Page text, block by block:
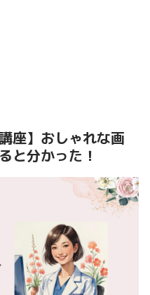
座】おしゃれな画
と分かった！